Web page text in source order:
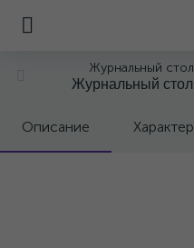
Журнальный
Журнальный
Описание